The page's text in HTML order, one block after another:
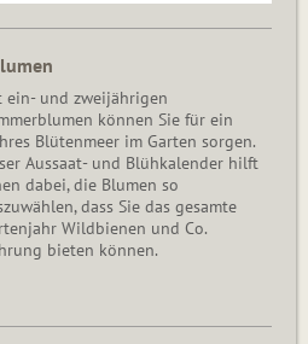
ein- und zweijährigen
können Sie für ein
Blütenmeer im Garten sorgen.
Aussaat- und Blühkalender hilft
dabei, die Blumen so
dass Sie das gesamte
Wildbienen und Co.
bieten können.